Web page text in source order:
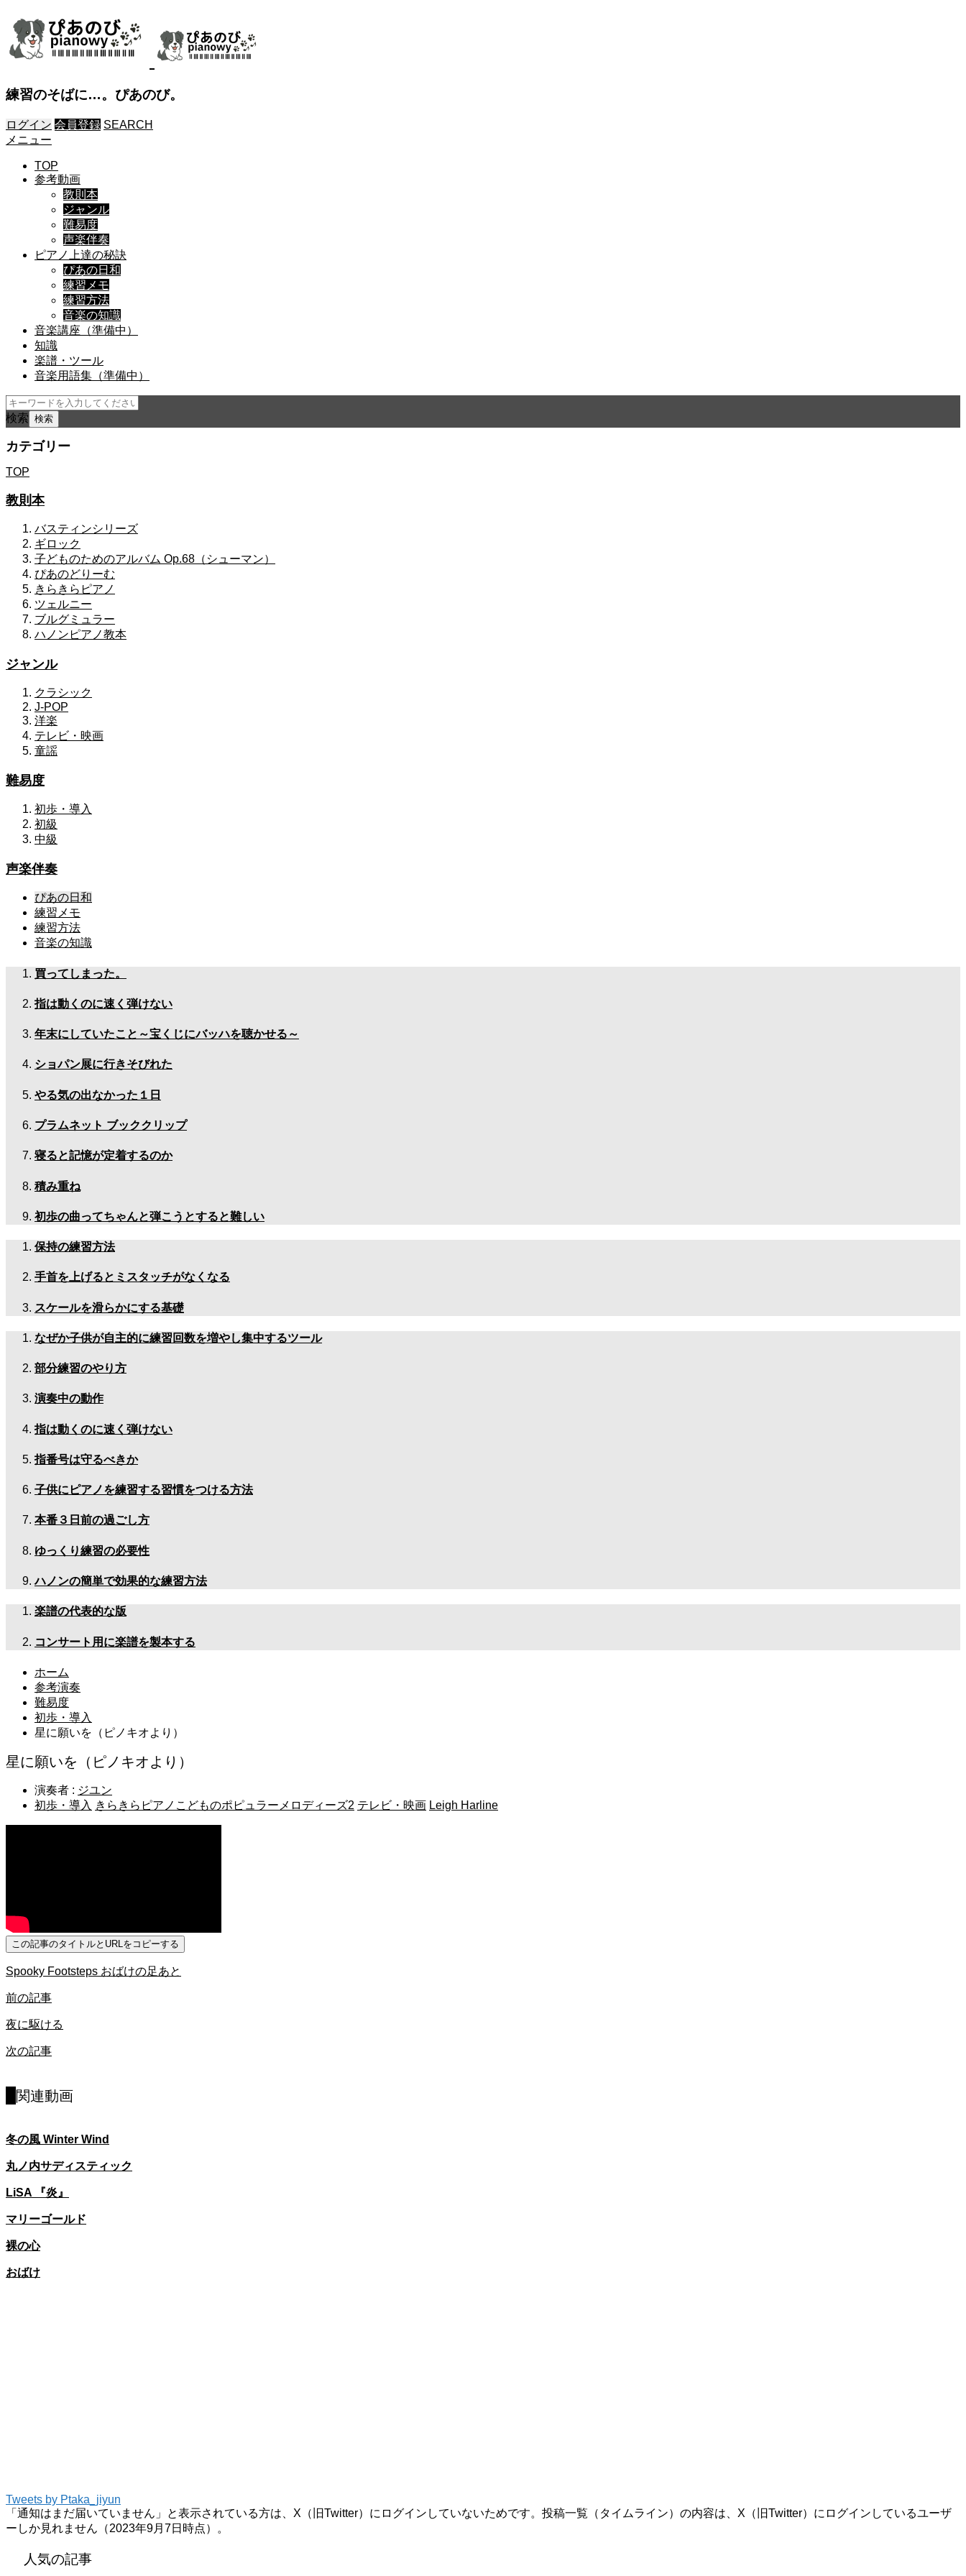
練習のそばに…。ぴあのび。
ログイン 会員登録 SEARCH
メニュー
TOP
参考動画
教則本
ジャンル
難易度
声楽伴奏
ピアノ上達の秘訣
ぴあの日和
練習メモ
練習方法
音楽の知識
音楽講座（準備中）
知識
楽譜・ツール
音楽用語集（準備中）
検索
カテゴリー
TOP
教則本
バスティンシリーズ
ギロック
子どものためのアルバム Op.68（シューマン）
ぴあのどりーむ
きらきらピアノ
ツェルニー
ブルグミュラー
ハノンピアノ教本
ジャンル
クラシック
J-POP
洋楽
テレビ・映画
童謡
難易度
初歩・導入
初級
中級
声楽伴奏
ぴあの日和
練習メモ
練習方法
音楽の知識
買ってしまった。
指は動くのに速く弾けない
年末にしていたこと～宝くじにバッハを聴かせる～
ショパン展に行きそびれた
やる気の出なかった１日
プラムネット ブッククリップ
寝ると記憶が定着するのか
積み重ね
初歩の曲ってちゃんと弾こうとすると難しい
保持の練習方法
手首を上げるとミスタッチがなくなる
スケールを滑らかにする基礎
なぜか子供が自主的に練習回数を増やし集中するツール
部分練習のやり方
演奏中の動作
指は動くのに速く弾けない
指番号は守るべきか
子供にピアノを練習する習慣をつける方法
本番３日前の過ごし方
ゆっくり練習の必要性
ハノンの簡単で効果的な練習方法
楽譜の代表的な版
コンサート用に楽譜を製本する
ホーム
参考演奏
難易度
初歩・導入
星に願いを（ピノキオより）
星に願いを（ピノキオより）
演奏者 : ジユン
初歩・導入 きらきらピアノこどものポピュラーメロディーズ2 テレビ・映画 Leigh Harline
この記事のタイトルとURLをコピーする
Spooky Footsteps おばけの足あと
前の記事
夜に駆ける
次の記事
関連動画
冬の風 Winter Wind
丸ノ内サディスティック
LiSA 『炎』
マリーゴールド
裸の心
おばけ
Tweets by Ptaka_jiyun
「通知はまだ届いていません」と表示されている方は、X（旧Twitter）にログインしていないためです。投稿一覧（タイムライン）の内容は、X（旧Twitter）にログインしているユーザ
ーしか見れません（2023年9月7日時点）。
人気の記事